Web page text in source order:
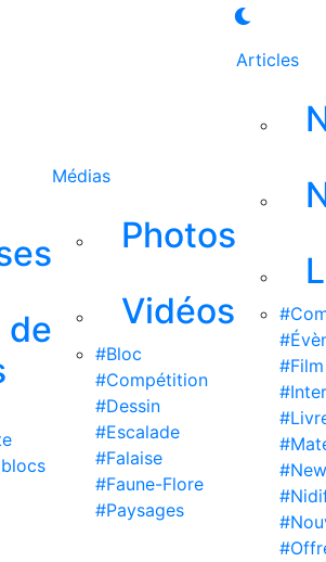
de
Médias
Photos
Vidéos
#Bloc
#Compétition
#Dessin
#Escalade
#Falaise
#Faune-Flore
#Paysages
Articles
#Film